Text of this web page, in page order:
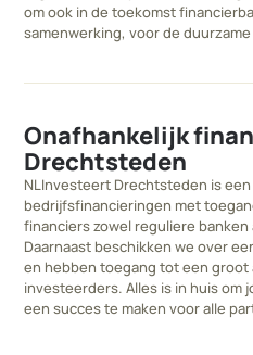
om ook in de toekomst
samenwerking, voor de
Onafhankelijk
Drechtsteden
NLInvesteert Drechtsteden is
bedrijfsfinancieringen met
financiers zowel reguliere
Daarnaast beschikken we over
en hebben toegang tot een groot
investeerders. Alles is in huis
een succes te maken voor alle